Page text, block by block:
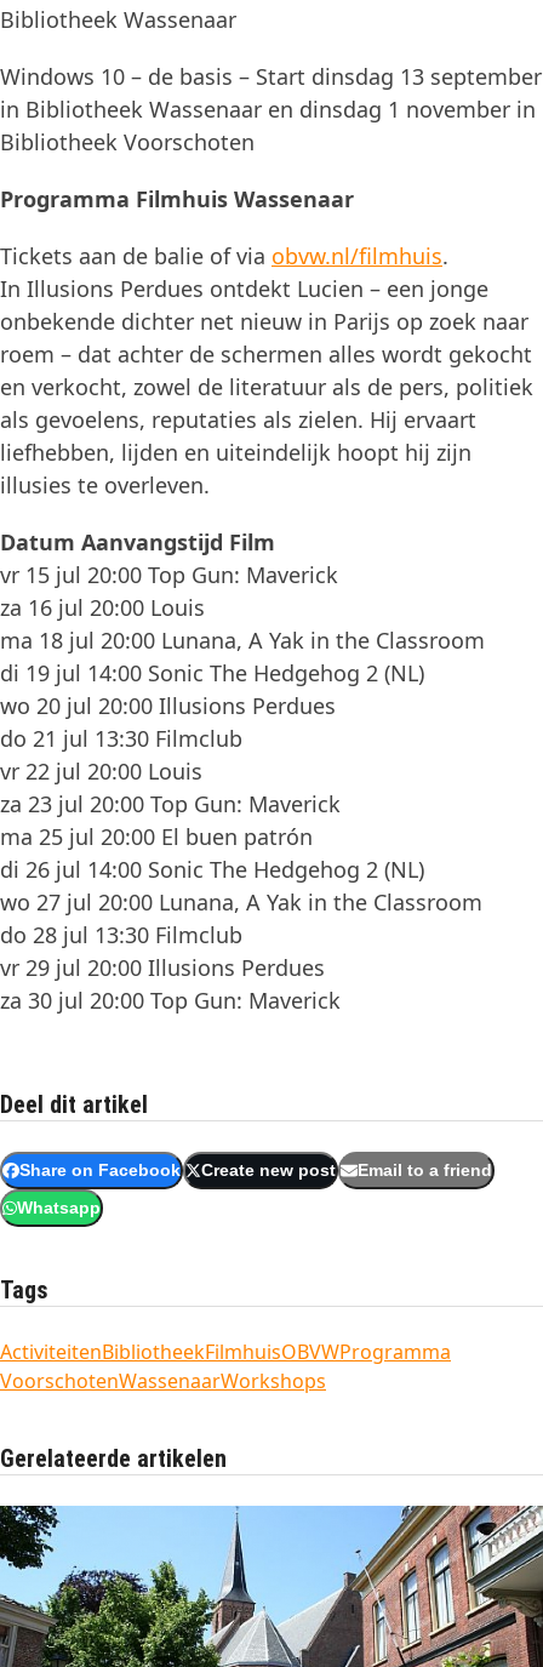
Bibliotheek Wassenaar
Windows 10 – de basis – Start dinsdag 13 september
in Bibliotheek Wassenaar en dinsdag 1 november in
Bibliotheek Voorschoten
Programma Filmhuis Wassenaar
Tickets aan de balie of via obvw.nl/filmhuis.
In Illusions Perdues ontdekt Lucien – een jonge
onbekende dichter net nieuw in Parijs op zoek naar
roem – dat achter de schermen alles wordt gekocht
en verkocht, zowel de literatuur als de pers, politiek
als gevoelens, reputaties als zielen. Hij ervaart
liefhebben, lijden en uiteindelijk hoopt hij zijn
illusies te overleven.
Datum Aanvangstijd Film
vr 15 jul 20:00 Top Gun: Maverick
za 16 jul 20:00 Louis
ma 18 jul 20:00 Lunana, A Yak in the Classroom
di 19 jul 14:00 Sonic The Hedgehog 2 (NL)
wo 20 jul 20:00 Illusions Perdues
do 21 jul 13:30 Filmclub
vr 22 jul 20:00 Louis
za 23 jul 20:00 Top Gun: Maverick
ma 25 jul 20:00 El buen patrón
di 26 jul 14:00 Sonic The Hedgehog 2 (NL)
wo 27 jul 20:00 Lunana, A Yak in the Classroom
do 28 jul 13:30 Filmclub
vr 29 jul 20:00 Illusions Perdues
za 30 jul 20:00 Top Gun: Maverick
Deel dit artikel
Share on Facebook Create new post Email to a friend
Whatsapp
Tags
ActiviteitenBibliotheekFilmhuisOBVWProgramma
VoorschotenWassenaarWorkshops
Gerelateerde artikelen